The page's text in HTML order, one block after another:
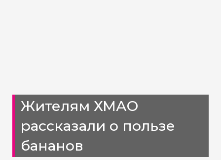
Жителям ХМАО
рассказали о пользе
бананов